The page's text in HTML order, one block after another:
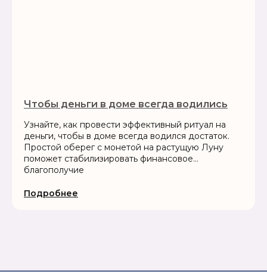
Чтобы деньги в доме всегда водились
Узнайте, как провести эффективный ритуал на
деньги, чтобы в доме всегда водился достаток.
Простой оберег с монетой на растущую Луну
поможет стабилизировать финансовое
благополучие
Подробнее